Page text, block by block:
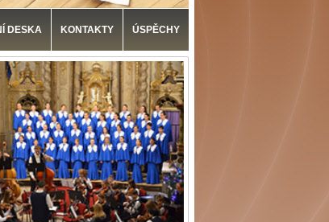
DESKA KONTAKTY ÚSPĚCHY